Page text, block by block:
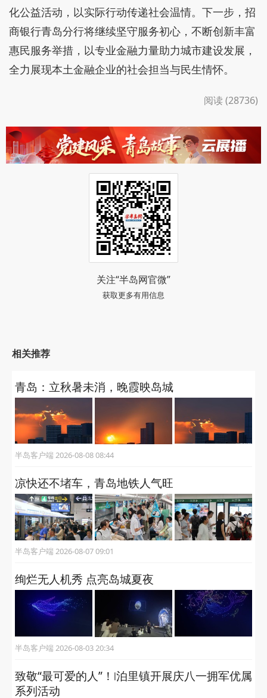
化公益活动，以实际行动传递社会温情。下一步，招
商银行青岛分行将继续坚守服务初心，不断创新丰富
惠民服务举措，以专业金融力量助力城市建设发展，
全力展现本土金融企业的社会担当与民生情怀。
阅读 (28736)
关注“半岛网官微”
获取更多有用信息
相关推荐
青岛：立秋暑未消，晚霞映岛城
半岛客户端 2026-08-08 08:44
凉快还不堵车，青岛地铁人气旺
半岛客户端 2026-08-07 09:01
绚烂无人机秀 点亮岛城夏夜
半岛客户端 2026-08-03 20:34
致敬“最可爱的人”！∣泊里镇开展庆八一拥军优属
系列活动